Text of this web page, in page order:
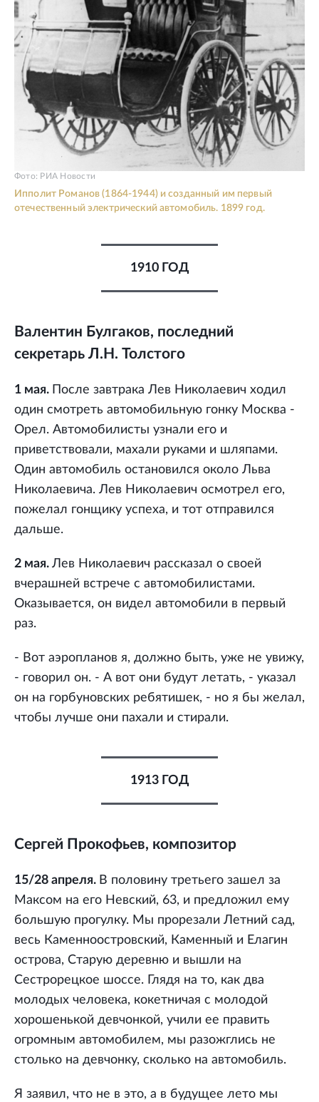
Ипполит Романов (1864-1944) и созданный им первый
отечественный электрический автомобиль. 1899 год.
Фото: РИА Новости
1910 ГОД
Валентин Булгаков, последний
секретарь Л.Н. Толстого
1 мая. После завтрака Лев Николаевич ходил
один смотреть автомобильную гонку Москва -
Орел. Автомобилисты узнали его и
приветствовали, махали руками и шляпами.
Один автомобиль остановился около Льва
Николаевича. Лев Николаевич осмотрел его,
пожелал гонщику успеха, и тот отправился
дальше.
2 мая. Лев Николаевич рассказал о своей
вчерашней встрече с автомобилистами.
Оказывается, он видел автомобили в первый
раз.
- Вот аэропланов я, должно быть, уже не увижу,
- говорил он. - А вот они будут летать, - указал
он на горбуновских ребятишек, - но я бы желал,
чтобы лучше они пахали и стирали.
1913 ГОД
Сергей Прокофьев, композитор
15/28 апреля. В половину третьего зашел за
Максом на его Невский, 63, и предложил ему
большую прогулку. Мы прорезали Летний сад,
весь Каменноостровский, Каменный и Елагин
острова, Старую деревню и вышли на
Сестрорецкое шоссе. Глядя на то, как два
молодых человека, кокетничая с молодой
хорошенькой девчонкой, учили ее править
огромным автомобилем, мы разожглись не
столько на девчонку, сколько на автомобиль.
Я заявил, что не в это, а в будущее лето мы